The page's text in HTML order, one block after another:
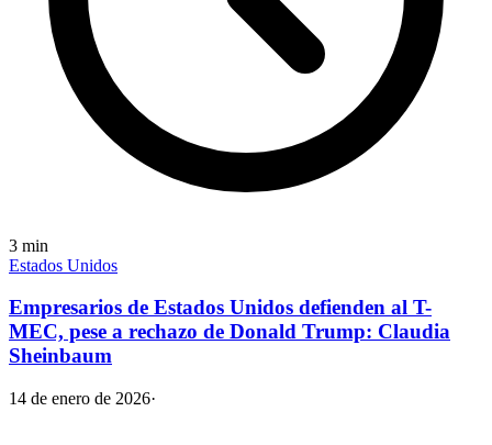
3 min
Estados Unidos
Empresarios de Estados Unidos defienden al T-
MEC, pese a rechazo de Donald Trump: Claudia
Sheinbaum
14 de enero de 2026·